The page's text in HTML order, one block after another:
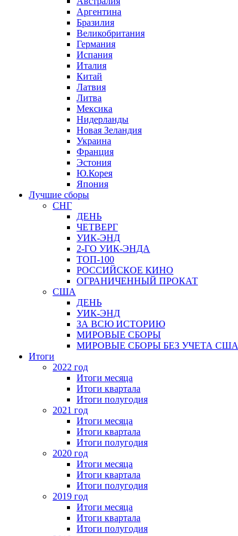
Аргентина
Бразилия
Великобритания
Германия
Испания
Италия
Китай
Латвия
Литва
Мексика
Нидерланды
Новая Зеландия
Украина
Франция
Эстония
Ю.Корея
Япония
Лучшие сборы
СНГ
ДЕНЬ
ЧЕТВЕРГ
УИК-ЭНД
2-ГО УИК-ЭНДА
ТОП-100
РОССИЙСКОЕ КИНО
ОГРАНИЧЕННЫЙ ПРОКАТ
США
ДЕНЬ
УИК-ЭНД
ЗА ВСЮ ИСТОРИЮ
МИРОВЫЕ СБОРЫ
МИРОВЫЕ СБОРЫ БЕЗ УЧЕТА США
Итоги
2022 год
Итоги месяца
Итоги квартала
Итоги полугодия
2021 год
Итоги месяца
Итоги квартала
Итоги полугодия
2020 год
Итоги месяца
Итоги квартала
Итоги полугодия
2019 год
Итоги месяца
Итоги квартала
Итоги полугодия